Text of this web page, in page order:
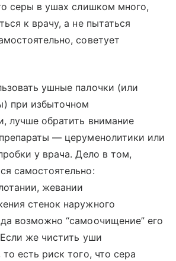
серы в ушах слишком много,
к врачу, а не пытаться
советует
ушные палочки (или
при избыточном
лучше обратить внимание
— церуменолитики или
у врача. Дело в том,
самостоятельно:
жевании
стенок наружного
возможно “самоочищение” его
же чистить уши
есть риск того, что сера